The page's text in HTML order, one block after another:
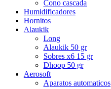
Cono cascada
Humidificadores
Hornitos
Alaukik
Long
Alaukik 50 gr
Sobres x6 15 gr
Dhoop 50 gr
Aerosoft
Aparatos automaticos